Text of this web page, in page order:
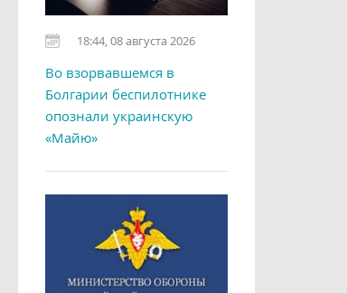
18:44, 08 августа 2026
Во взорвавшемся в
Болгарии беспилотнике
опознали украинскую
«Майю»